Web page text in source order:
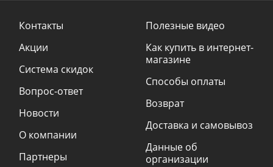
Контакты
Акции
Система скидок
Вопрос-ответ
Новости
О компании
Партнеры
Полезные видео
Как купить в интернет-
магазине
Способы оплаты
Возврат
Доставка и самовывоз
Данные об
организации